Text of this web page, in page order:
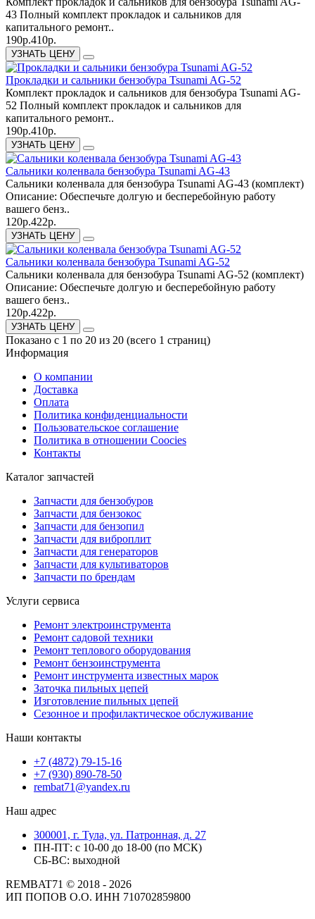
43 Полный комплект прокладок и сальников для
капитального ремонт..
190р.410р.
УЗНАТЬ ЦЕНУ
Прокладки и сальники бензобура Tsunami AG-52
Комплект прокладок и сальников для бензобура Tsunami AG-
52 Полный комплект прокладок и сальников для
капитального ремонт..
190р.410р.
УЗНАТЬ ЦЕНУ
Сальники коленвала бензобура Tsunami AG-43
Сальники коленвала для бензобура Tsunami AG-43 (комплект)
Описание: Обеспечьте долгую и бесперебойную работу
вашего бенз..
120р.422р.
УЗНАТЬ ЦЕНУ
Сальники коленвала бензобура Tsunami AG-52
Сальники коленвала для бензобура Tsunami AG-52 (комплект)
Описание: Обеспечьте долгую и бесперебойную работу
вашего бенз..
120р.422р.
УЗНАТЬ ЦЕНУ
Показано с 1 по 20 из 20 (всего 1 страниц)
Информация
О компании
Доставка
Оплата
Политика конфиденциальности
Пользовательское соглашение
Политика в отношении Coocies
Контакты
Каталог запчастей
Запчасти для бензобуров
Запчасти для бензокос
Запчасти для бензопил
Запчасти для виброплит
Запчасти для генераторов
Запчасти для культиваторов
Запчасти по брендам
Услуги сервиса
Ремонт электроинструмента
Ремонт садовой техники
Ремонт теплового оборудования
Ремонт бензоинструмента
Ремонт инструмента известных марок
Заточка пильных цепей
Изготовление пильных цепей
Сезонное и профилактическое обслуживание
Наши контакты
+7 (4872) 79-15-16
+7 (930) 890-78-50
rembat71@yandex.ru
Наш адрес
300001, г. Тула, ул. Патронная, д. 27
ПН-ПТ: с 10-00 до 18-00 (по МСК)
СБ-ВС: выходной
REMBAT71 © 2018 - 2026
ИП ПОПОВ О.О. ИНН 710702859800